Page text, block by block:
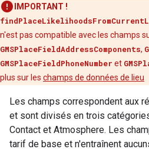
IMPORTANT !
n'est pas compatible avec les champs
GMSPlaceFieldAddressComponents,
GMSPlaceFieldPhoneNumber et
plus sur les champs de données de lieu
Les champs correspondent aux
et sont divisés en trois
Contact et Atmosphere. Les
tarif de base et n'entraînent